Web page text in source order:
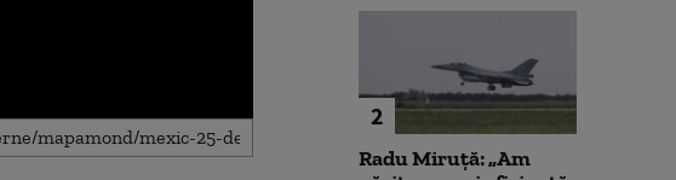
2
Radu Miruță: „Am